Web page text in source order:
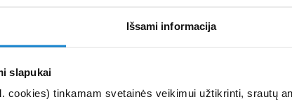
Išsami informacija
slapukai
cookies) tinkamam svetainės veikimui užtikrinti, srautų